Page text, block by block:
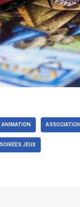
ANIMATION ASSOCIATION
SOIRÉES JEUX